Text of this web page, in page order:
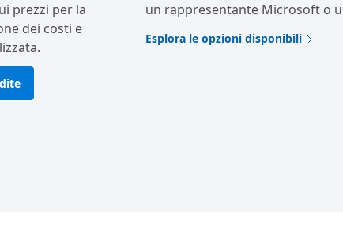
prezzi per la
dei costi e
un rappresentante Microsoft o
Esplora le opzioni disponibili